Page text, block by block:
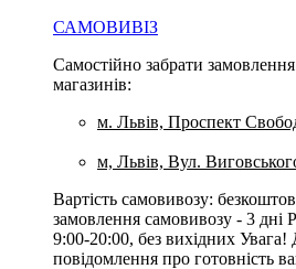
САМОВИВІЗ
Самостійно забрати
магазинів:
м. Львів, Проспект
м, Львів, Вул.
Вартість самовивозу:
замовлення самовивозу - 3 дні
9:00-20:00, без вихідних Увага!
повідомлення про готовність